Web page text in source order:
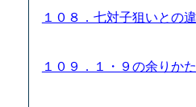
１０８．七対子狙いとの
１０９．１・９の余りか